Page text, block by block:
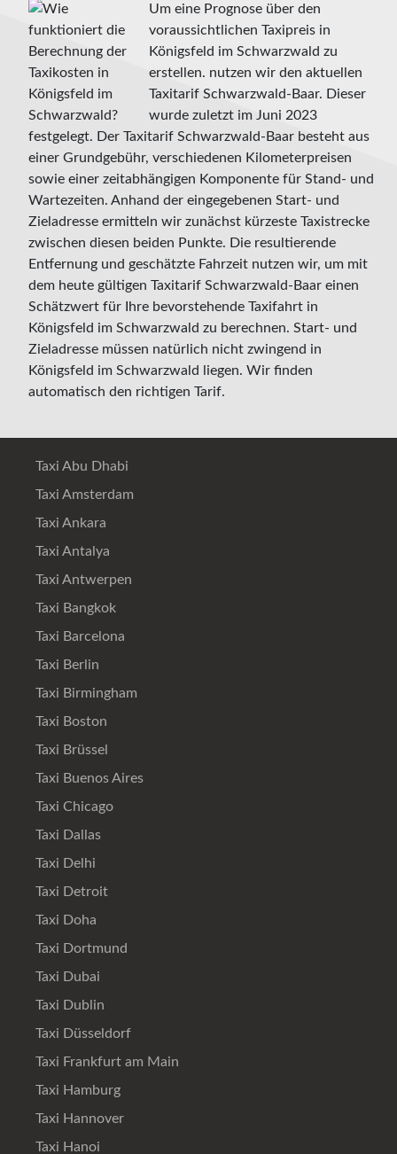
Um eine Prognose über den
voraussichtlichen Taxipreis in
Königsfeld im Schwarzwald zu
erstellen. nutzen wir den aktuellen
Taxitarif Schwarzwald-Baar. Dieser
wurde zuletzt im Juni 2023
festgelegt. Der Taxitarif Schwarzwald-Baar besteht aus
einer Grundgebühr, verschiedenen Kilometerpreisen
sowie einer zeitabhängigen Komponente für Stand- und
Wartezeiten. Anhand der eingegebenen Start- und
Zieladresse ermitteln wir zunächst kürzeste Taxistrecke
zwischen diesen beiden Punkte. Die resultierende
Entfernung und geschätzte Fahrzeit nutzen wir, um mit
dem heute gültigen Taxitarif Schwarzwald-Baar einen
Schätzwert für Ihre bevorstehende Taxifahrt in
Königsfeld im Schwarzwald zu berechnen. Start- und
Zieladresse müssen natürlich nicht zwingend in
Königsfeld im Schwarzwald liegen. Wir finden
automatisch den richtigen Tarif.
Taxi Abu Dhabi
Taxi Amsterdam
Taxi Ankara
Taxi Antalya
Taxi Antwerpen
Taxi Bangkok
Taxi Barcelona
Taxi Berlin
Taxi Birmingham
Taxi Boston
Taxi Brüssel
Taxi Buenos Aires
Taxi Chicago
Taxi Dallas
Taxi Delhi
Taxi Detroit
Taxi Doha
Taxi Dortmund
Taxi Dubai
Taxi Dublin
Taxi Düsseldorf
Taxi Frankfurt am Main
Taxi Hamburg
Taxi Hannover
Taxi Hanoi